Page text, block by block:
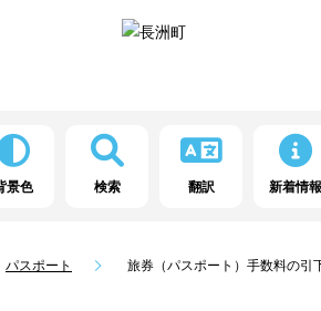
景色 検索 翻訳 新着情報
パスポート 旅券（パスポート）手数料の引